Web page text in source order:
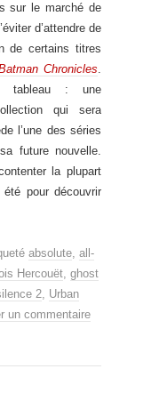
sur le marché de
d’attendre de
de certains titres
Chronicles.
tableau : une
qui sera
l’une des séries
future nouvelle.
la plupart
pour découvrir
absolute, all-
Hercouët, ghost
2, Urban
un commentaire